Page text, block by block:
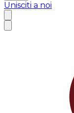
Unisciti a noi